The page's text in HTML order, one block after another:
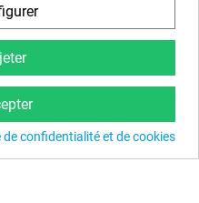
14 h et de 15 h à 18 h
de confidentialité et de cookies